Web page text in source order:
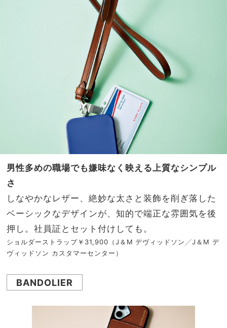
男性多めの職場でも嫌味なく映える上質なシンプル
さ
しなやかなレザー、絶妙な太さと装飾を削ぎ落した
ベーシックなデザインが、知的で端正な雰囲気を後
押し。社員証とセット付けしても。
ショルダーストラップ￥31,900（J＆M デヴィッドソン╱J＆M デ
ヴィッドソン カスタマーセンター）
BANDOLIER